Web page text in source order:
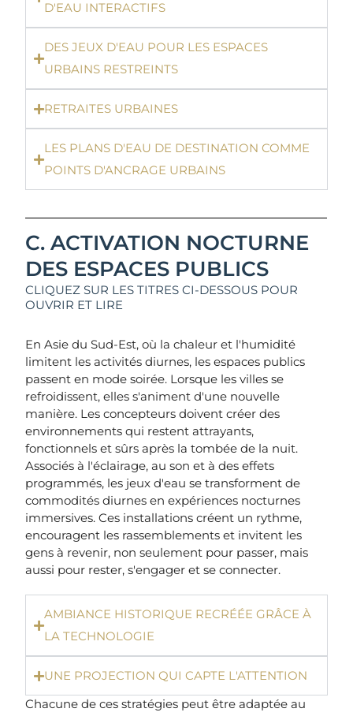
D'EAU INTERACTIFS
DES JEUX D'EAU POUR LES ESPACES
URBAINS RESTREINTS
RETRAITES URBAINES
LES PLANS D'EAU DE DESTINATION COMME
POINTS D'ANCRAGE URBAINS
C. ACTIVATION NOCTURNE
DES ESPACES PUBLICS
CLIQUEZ SUR LES TITRES CI-DESSOUS POUR
OUVRIR ET LIRE
En Asie du Sud-Est, où la chaleur et l'humidité
limitent les activités diurnes, les espaces publics
passent en mode soirée. Lorsque les villes se
refroidissent, elles s'animent d'une nouvelle
manière. Les concepteurs doivent créer des
environnements qui restent attrayants,
fonctionnels et sûrs après la tombée de la nuit.
Associés à l'éclairage, au son et à des effets
programmés, les jeux d'eau se transforment de
commodités diurnes en expériences nocturnes
immersives. Ces installations créent un rythme,
encouragent les rassemblements et invitent les
gens à revenir, non seulement pour passer, mais
aussi pour rester, s'engager et se connecter.
AMBIANCE HISTORIQUE RECRÉÉE GRÂCE À
LA TECHNOLOGIE
UNE PROJECTION QUI CAPTE L'ATTENTION
Chacune de ces stratégies peut être adaptée au